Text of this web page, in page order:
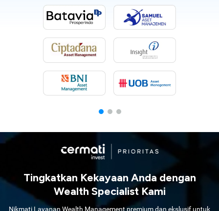
Tingkatkan Kekayaan Anda dengan
Wealth Specialist Kami
Nikmati Layanan Wealth Management premium dan ekslusif untuk